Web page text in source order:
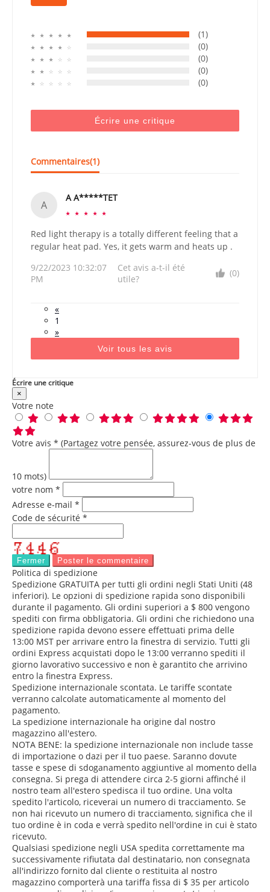
☆ ☆ ☆ ☆ ☆ (1)
☆ ☆ ☆ ☆ ☆ (0)
☆ ☆ ☆ ☆ ☆ (0)
☆ ☆ ☆ ☆ ☆ (0)
☆ ☆ ☆ ☆ ☆ (0)
Écrire une critique
Commentaires(1)
A
A A*****TET
☆ ☆ ☆ ☆ ☆
Red light therapy is a totally different feeling that a
regular heat pad. Yes, it gets warm and heats up .
9/22/2023 10:32:07
PM
Cet avis a-t-il été
utile?
(0)
«
1
»
Voir tous les avis
Écrire une critique
×
Votre note
Votre avis * (Partagez votre pensée, assurez-vous de plus de
10 mots)
votre nom *
Adresse e-mail *
Code de sécurité *
Fermer Poster le commentaire
Politica di spedizione
Spedizione GRATUITA per tutti gli ordini negli Stati Uniti (48
inferiori). Le opzioni di spedizione rapida sono disponibili
durante il pagamento. Gli ordini superiori a $ 800 vengono
spediti con firma obbligatoria. Gli ordini che richiedono una
spedizione rapida devono essere effettuati prima delle
13:00 MST per arrivare entro la finestra di servizio. Tutti gli
ordini Express acquistati dopo le 13:00 verranno spediti il ​​
giorno lavorativo successivo e non è garantito che arrivino
entro la finestra Express.
Spedizione internazionale scontata. Le tariffe scontate
verranno calcolate automaticamente al momento del
pagamento.
La spedizione internazionale ha origine dal nostro
magazzino all'estero.
NOTA BENE: la spedizione internazionale non include tasse
di importazione o dazi per il tuo paese. Saranno dovute
tasse e spese di sdoganamento aggiuntive al momento della
consegna. Si prega di attendere circa 2-5 giorni affinché il
nostro team all'estero spedisca il tuo ordine. Una volta
spedito l'articolo, riceverai un numero di tracciamento. Se
non hai ricevuto un numero di tracciamento, significa che il
tuo ordine è in coda e verrà spedito nell'ordine in cui è stato
ricevuto.
Qualsiasi spedizione negli USA spedita correttamente ma
successivamente rifiutata dal destinatario, non consegnata
all'indirizzo fornito dal cliente o restituita al nostro
magazzino comporterà una tariffa fissa di $ 35 per articolo